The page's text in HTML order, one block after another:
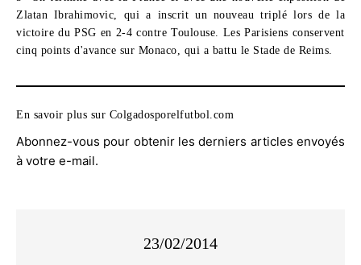
Zlatan Ibrahimovic, qui a inscrit un nouveau triplé lors de la
victoire du PSG en 2-4 contre Toulouse. Les Parisiens conservent
cinq points d'avance sur Monaco, qui a battu le Stade de Reims.
En savoir plus sur Colgadosporelfutbol.com
Abonnez-vous pour obtenir les derniers articles envoyés
à votre e-mail.
23/02/2014